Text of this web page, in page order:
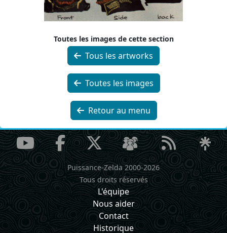
Toutes les images de cette section
Tous les artworks
Toutes les images
Retour au menu
Puissance-Zelda 2000-2026
Tous droits réservés
L'équipe
Nous aider
Contact
Historique